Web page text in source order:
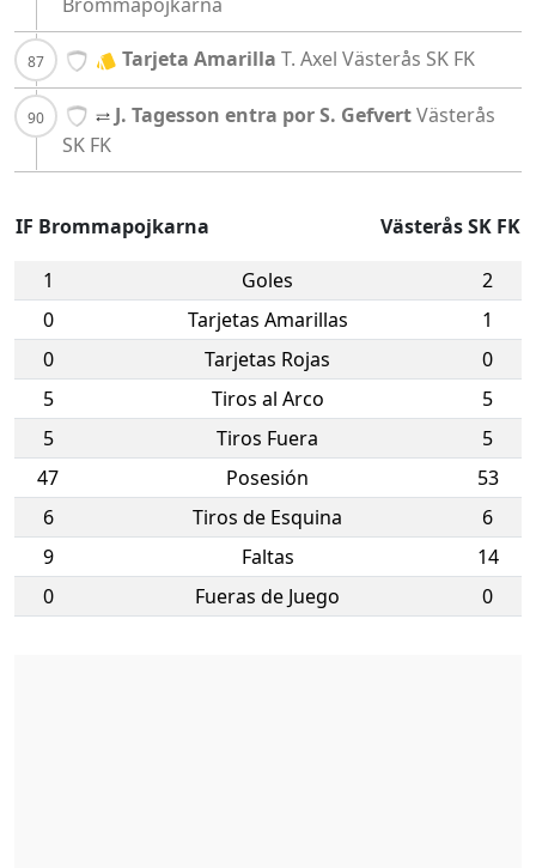
Tarjeta Amarilla T. Axel Västerås SK FK
J. Tagesson entra por S. GefvertVästerås
SK FK
IF Brommapojkarna Västerås SK FK
1 Goles
2
0
Tarjetas Amarillas
1
0
Tarjetas Rojas
0
5
Tiros al Arco
5
5
Tiros Fuera
5
47
Posesión
53
6
Tiros de Esquina
6
9
Faltas
14
0
Fueras de Juego 0